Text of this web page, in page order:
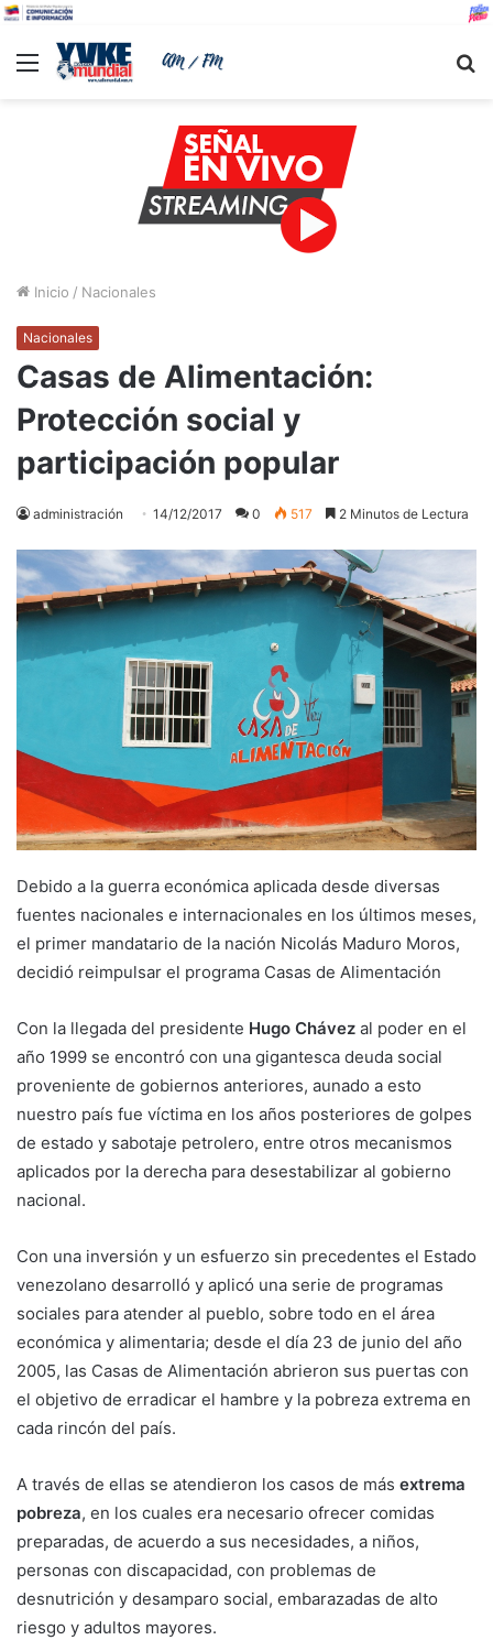
Menu
Inicio / Nacionales
Nacionales
Casas de Alimentación:
Protección social y
participación popular
administración 14/12/2017 0 517 2 Minutos de Lectura
Debido a la guerra económica aplicada desde diversas
fuentes nacionales e internacionales en los últimos meses,
el primer mandatario de la nación Nicolás Maduro Moros,
decidió reimpulsar el programa Casas de Alimentación
Con la llegada del presidente Hugo Chávez al poder en el
año 1999 se encontró con una gigantesca deuda social
proveniente de gobiernos anteriores, aunado a esto
nuestro país fue víctima en los años posteriores de golpes
de estado y sabotaje petrolero, entre otros mecanismos
aplicados por la derecha para desestabilizar al gobierno
nacional.
Con una inversión y un esfuerzo sin precedentes el Estado
venezolano desarrolló y aplicó una serie de programas
sociales para atender al pueblo, sobre todo en el área
económica y alimentaria; desde el día 23 de junio del año
2005, las Casas de Alimentación abrieron sus puertas con
el objetivo de erradicar el hambre y la pobreza extrema en
cada rincón del país.
A través de ellas se atendieron los casos de más extrema
pobreza, en los cuales era necesario ofrecer comidas
preparadas, de acuerdo a sus necesidades, a niños,
personas con discapacidad, con problemas de
desnutrición y desamparo social, embarazadas de alto
riesgo y adultos mayores.